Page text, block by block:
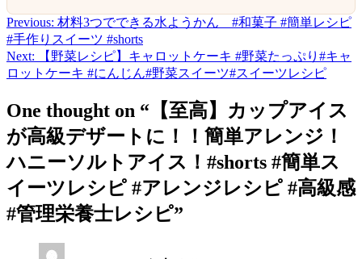
投
稿
ナ
ビ
ゲ
ー
シ
ョ
Previous: 材料3つでできる水ようかん #和菓子 #簡単レシピ
#手作りスイーツ #shorts
Next:
【野菜レシピ】キャロットケーキ #野菜たっぷり#キャ
ロットケーキ #にんじん#野菜スイーツ#スイーツレシピ
One thought on “ 【至高】カップアイス
が高級デザートに！！簡単アレンジ！
ハニーソルトアイス！#shorts #簡単ス
イーツレシピ #アレンジレシピ #高級感
#管理栄養士レシピ”